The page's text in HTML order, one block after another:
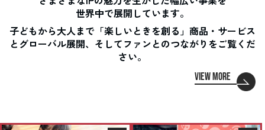
世界中で展開しています。
子どもから大人まで「楽しいときを創る」商品・サービス
とグローバル展開、そしてファンとのつながりをご覧くだ
さい。
VIEW MORE